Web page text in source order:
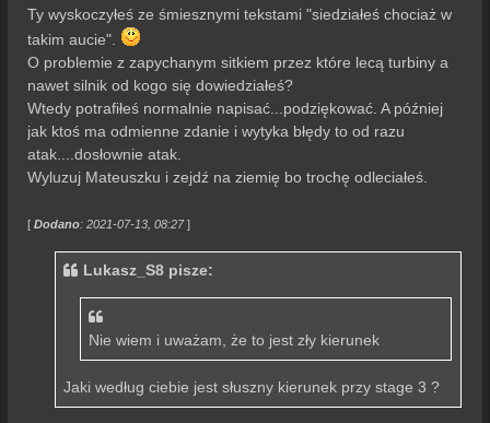
Ty wyskoczyłeś ze śmiesznymi tekstami "siedziałeś chociaż w
takim aucie".
O problemie z zapychanym sitkiem przez które lecą turbiny a
nawet silnik od kogo się dowiedziałeś?
Wtedy potrafiłeś normalnie napisać...podziękować. A później
jak ktoś ma odmienne zdanie i wytyka błędy to od razu
atak....dosłownie atak.
Wyluzuj Mateuszku i zejdź na ziemię bo trochę odleciałeś.
[ Dodano: 2021-07-13, 08:27]
Lukasz_S8 pisze:
Nie wiem i uważam, że to jest zły kierunek
Jaki według ciebie jest słuszny kierunek przy stage 3 ?